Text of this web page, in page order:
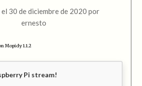
30 de diciembre de 2020 por
ernesto
Mopidy 1.1.2
Pi stream!